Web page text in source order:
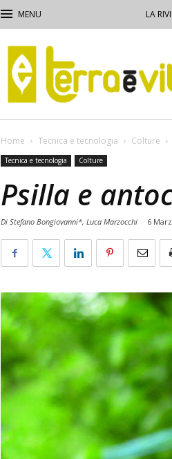
LA
Terra
e
Vita
Home Tecnica e tecnologia Colture
Tecnica e tecnologia Colture
Psilla e
Di Stefano Bongiovanni*, Luca Marzocchi - 6